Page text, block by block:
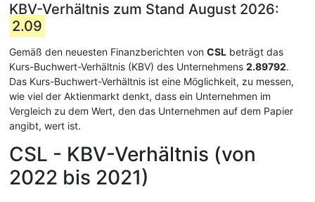
KBV-Verhältnis zum Stand August 2026:
2.09
Gemäß den neuesten Finanzberichten von CSL beträgt das
Kurs-Buchwert-Verhältnis (KBV) des Unternehmens 2.89792.
Das Kurs-Buchwert-Verhältnis ist eine Möglichkeit, zu messen,
wie viel der Aktienmarkt denkt, dass ein Unternehmen im
Vergleich zu dem Wert, den das Unternehmen auf dem Papier
angibt, wert ist.
CSL - KBV-Verhältnis (von
2022 bis 2021)